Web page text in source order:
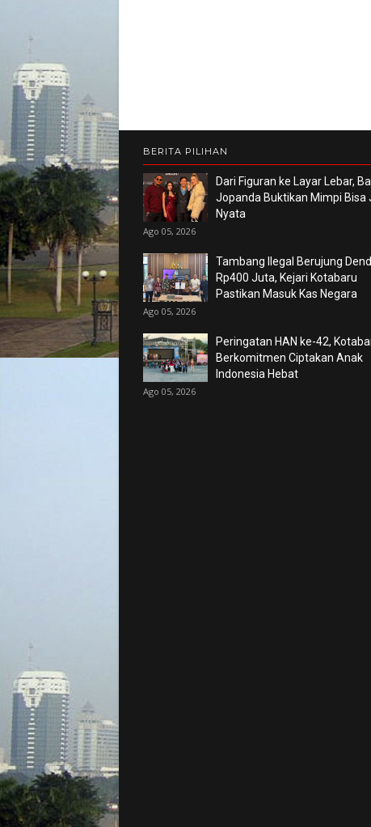
BERITA PILIHAN
Dari Figuran ke Layar Lebar,
Jopanda Buktikan Mimpi Bisa
Nyata
Ago 05, 2026
Tambang Ilegal Berujung
Rp400 Juta, Kejari Kotabaru
Pastikan Masuk Kas Negara
Ago 05, 2026
Peringatan HAN ke-42,
Berkomitmen Ciptakan Anak
Indonesia Hebat
Ago 05, 2026